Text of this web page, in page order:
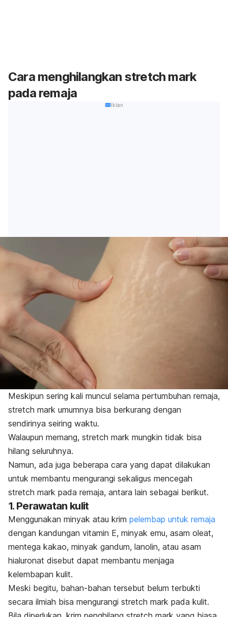
Cara menghilangkan stretch mark
pada remaja
Iklan
Meskipun sering kali muncul selama pertumbuhan remaja,
stretch mark umumnya bisa berkurang dengan
sendirinya seiring waktu.
Walaupun memang, stretch mark mungkin tidak bisa
hilang seluruhnya.
Namun, ada juga beberapa cara yang dapat dilakukan
untuk membantu mengurangi sekaligus mencegah
stretch mark pada remaja, antara lain sebagai berikut.
1. Perawatan kulit
Menggunakan minyak atau krim pelembap untuk remaja
dengan kandungan vitamin E, minyak emu, asam oleat,
mentega kakao, minyak gandum, lanolin, atau asam
hialuronat disebut dapat membantu menjaga
kelembapan kulit.
Meski begitu, bahan-bahan tersebut belum terbukti
secara ilmiah bisa mengurangi stretch mark pada kulit.